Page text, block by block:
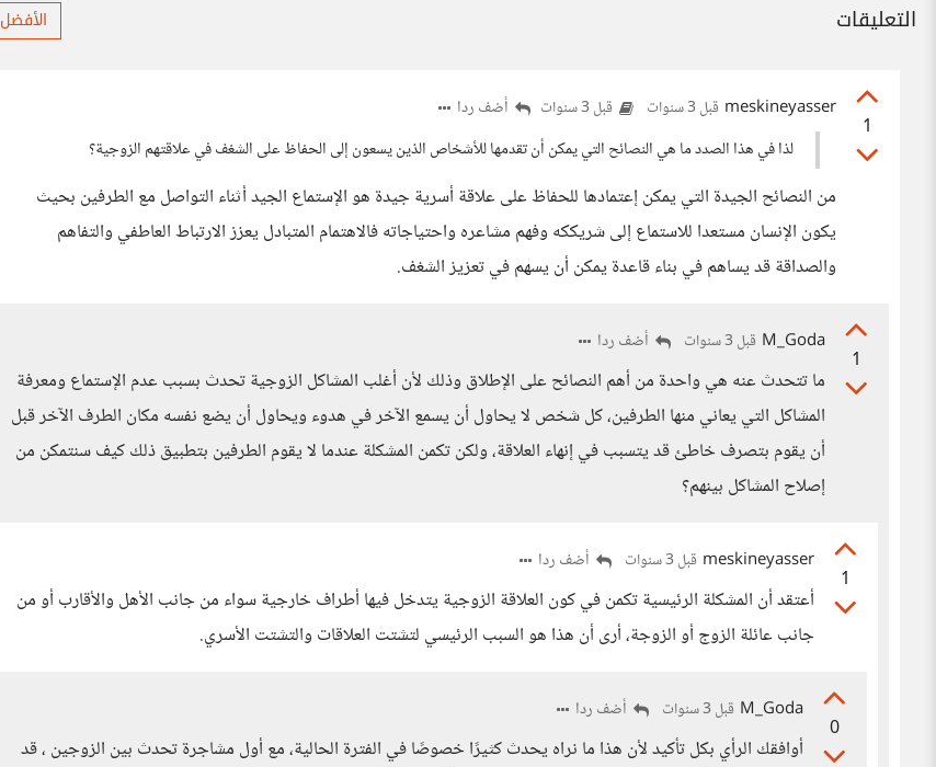
التعليقات الأفضل
1
meskineyasser قبل 3 سنوات قبل 3 سنوات
أضف ردا
لذا في هذا الصدد ما هي النصائح التي يمكن أن تقدمها للأشخاص الذين يسعون إلى الحفاظ على الشغف في علاقتهم الزوجية؟
من النصائح الجيدة التي يمكن إعتمادها للحفاظ على علاقة أسرية جيدة هو الإستماع الجيد أثناء التواصل مع الطرفين بحيث
يكون الإنسان مستعدا للاستماع إلى شريككه وفهم مشاعره واحتياجاته فالاهتمام المتبادل يعزز الارتباط العاطفي والتفاهم
والصداقة قد يساهم في بناء قاعدة يمكن أن يسهم في تعزيز الشغف.
1
M_Goda قبل 3 سنوات أضف ردا
ما تتحدث عنه هي واحدة من أهم النصائح على الإطلاق وذلك لأن أغلب المشاكل الزوجية تحدث بسبب عدم الإستماع ومعرفة
المشاكل التي يعاني منها الطرفين، كل شخص لا يحاول أن يسمع الآخر في هدوء ويحاول أن يضع نفسه مكان الطرف الآخر قبل
أن يقوم بتصرف خاطئ قد يتسبب في إنهاء العلاقة، ولكن تكمن المشكلة عندما لا يقوم الطرفين بتطبيق ذلك كيف سنتمكن من
إصلاح المشاكل بينهم؟
1
meskineyasser قبل 3 سنوات أضف ردا
أعتقد أن المشكلة الرئيسية تكمن في كون العلاقة الزوجية يتدخل فيها أطراف خارجية سواء من جانب الأهل والأقارب أو من
جانب عائلة الزوج أو الزوجة، أرى أن هذا هو السبب الرئيسي لتشتت العلاقات والتشتت الأسري.
0
M_Goda قبل 3 سنوات أضف ردا
أوافقك الرأي بكل تأكيد لأن هذا ما نراه يحدث كثيرًا خصوصًا في الفترة الحالية، مع أول مشاجرة تحدث بين الزوجين ، قد